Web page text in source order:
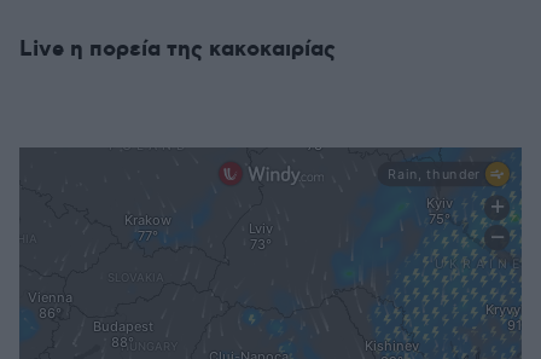
Live η πορεία της κακοκαιρίας